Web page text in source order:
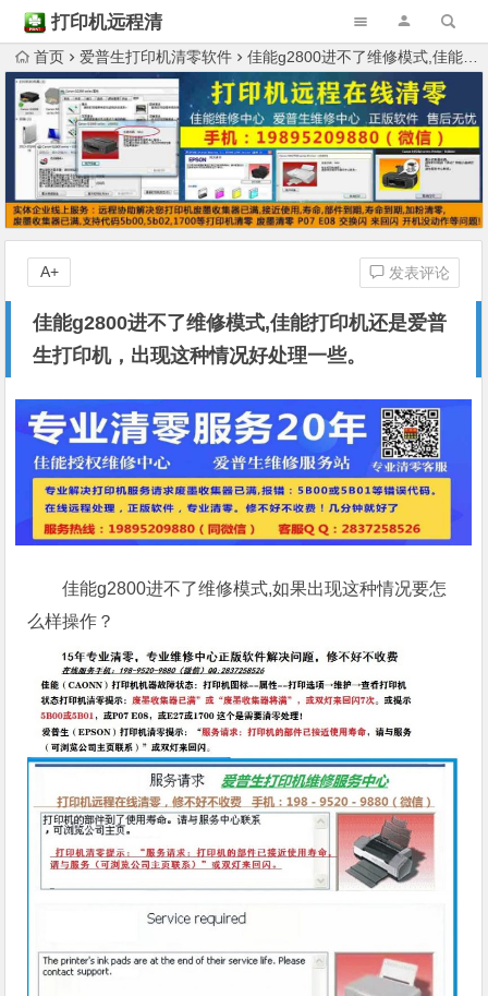
打印机远程清
零首页 爱普生打印机清零软件 佳能g2800进不了维修模式,佳能打印机还是爱普生打印机，出现这种情况好处理一些。
佳能g2800进不了维修模式,佳能打印机还是爱普
生打印机，出现这种情况好处理一些。
发表评论
A+
佳能g2800进不了维修模式,如果出现这种情况要怎
么样操作？